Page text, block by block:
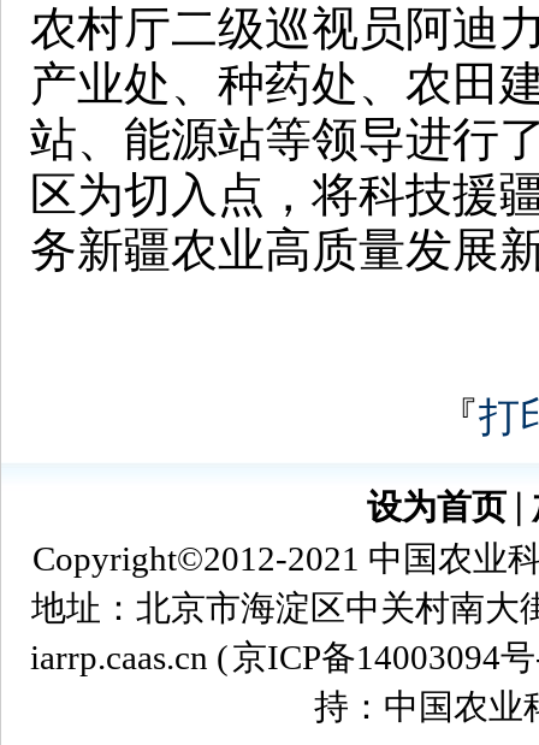
农村厅二级巡视员阿迪
产业处、种药处、农田
站、能源站等领导进行
区为切入点，将科技援
务新疆农业高质量发展
『打
设为首页
Copyright©2012-2021 中国农业
地址：北京市海淀区中关村南大
iarrp.caas.cn (京ICP备14003094
持：中国农